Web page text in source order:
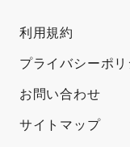
利用規約
プライバシーポリ
お問い合わせ
サイトマップ